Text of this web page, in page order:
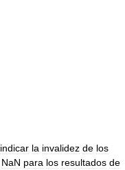
indicar la invalidez de los
NaN para los resultados de